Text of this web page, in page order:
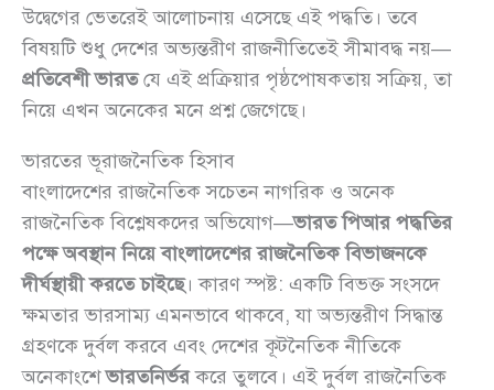
উদ্বেগের ভেতরেই আলোচনায় এসেছে এই পদ্ধতি। তবে
বিষয়টি শুধু দেশের অভ্যন্তরীণ রাজনীতিতেই সীমাবদ্ধ নয়—
প্রতিবেশী ভারতযে এই প্রক্রিয়ার পৃষ্ঠপোষকতায় সক্রিয়, তা
নিয়ে এখন অনেকের মনে প্রশ্ন জেগেছে।
ভারতের ভূরাজনৈতিক হিসাব
বাংলাদেশের রাজনৈতিক সচেতন নাগরিক ও অনেক
রাজনৈতিক বিশ্লেষকদের অভিযোগ—ভারত পিআর পদ্ধতির
পক্ষে অবস্থান নিয়ে বাংলাদেশের রাজনৈতিক বিভাজনকে
দীর্ঘস্থায়ী করতে চাইছে। কারণ স্পষ্ট: একটি বিভক্ত সংসদে
ক্ষমতার ভারসাম্য এমনভাবে থাকবে, যা অভ্যন্তরীণ সিদ্ধান্ত
গ্রহণকে দুর্বল করবে এবং দেশের কূটনৈতিক নীতিকে
অনেকাংশেভারতনির্ভরকরে তুলবে। এই দুর্বল রাজনৈতিক